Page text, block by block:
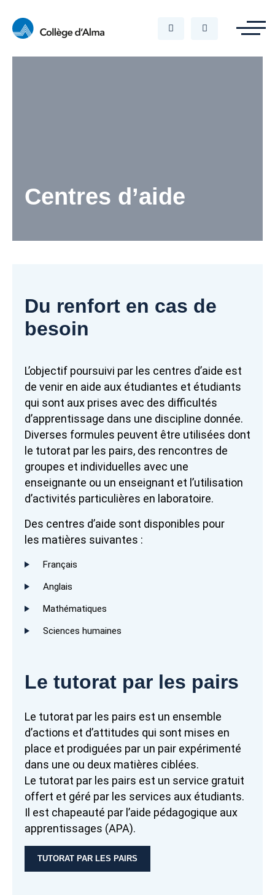
Centres d’aide
Du renfort en cas de
besoin
L’objectif poursuivi par les centres d’aide est
de venir en aide aux étudiantes et étudiants
qui sont aux prises avec des difficultés
d’apprentissage dans une discipline donnée.
Diverses formules peuvent être utilisées dont
le tutorat par les pairs, des rencontres de
groupes et individuelles avec une
enseignante ou un enseignant et l’utilisation
d’activités particulières en laboratoire.
Des centres d’aide sont disponibles pour
les matières suivantes :
Français
Anglais
Mathématiques
Sciences humaines
Le tutorat par les pairs
Le tutorat par les pairs est un ensemble
d’actions et d’attitudes qui sont mises en
place et prodiguées par un pair expérimenté
dans une ou deux matières ciblées.
Le tutorat par les pairs est un service gratuit
offert et géré par les services aux étudiants.
Il est chapeauté par l’aide pédagogique aux
apprentissages (APA).
TUTORAT PAR LES PAIRS